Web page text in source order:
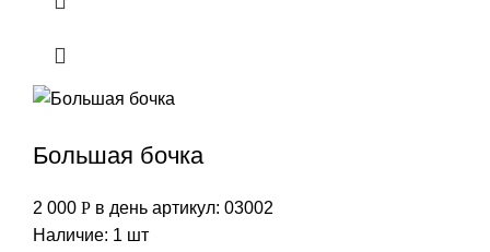
Большая бочка
2 000 Р в день артикул: 03002
Наличие: 1 шт